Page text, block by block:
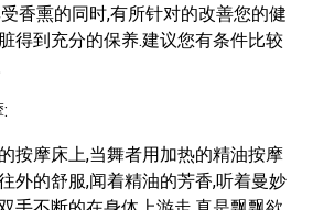
香熏的同时,有所针对的改善您的健
得到充分的保养.建议您有条件比较
按摩床上,当舞者用加热的精油按摩
外的舒服,闻着精油的芳香,听着曼妙